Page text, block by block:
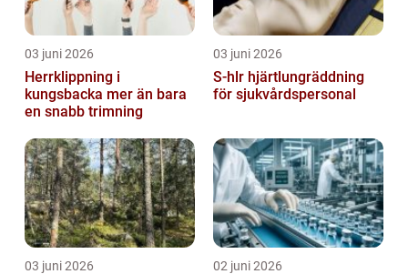
03 juni 2026
Herrklippning i
kungsbacka mer än bara
en snabb trimning
03 juni 2026
S-hlr hjärtlungräddning
för sjukvårdspersonal
03 juni 2026 02 juni 2026